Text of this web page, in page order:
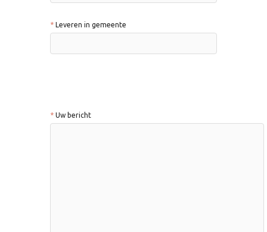
Leveren in gemeente
Uw bericht